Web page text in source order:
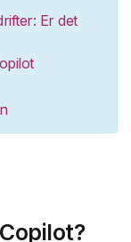
: Er det